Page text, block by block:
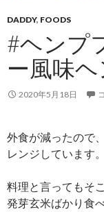
DADDY, FOODS
#ヘンプ
ー風味
2020年5月18日
外食が減ったので
レンジしています。
料理と言ってもそ
発芽玄米ばかり食